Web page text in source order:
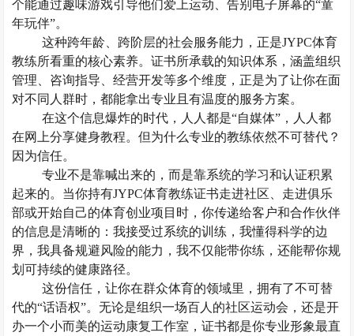
个能通过趣味游戏引导他们爱上运动、告别电子屏幕的“童
年玩伴”。
这种跨年龄、跨阶层的社会服务能力，正是JYPC体育
教练所看重的核心素养。证书所承载的知识体系，涵盖组织
管理、咨询指导、经营开发等多个维度，正是为了让你在面
对不同人群时，都能拿出专业且有温度的服务方案。
在这个信息爆炸的时代，人人都是“自媒体”，人人都
在网上分享健身教程。但为什么专业的教练依然不可替代？
因为信任。
专业不是靠喊出来的，而是靠系统的学习和认证积累
起来的。当你持有JYPC体育教练证书走进社区、走进俱乐
部或开始自己的体育创业项目时，你传递给客户和合作伙伴
的信息是清晰的：我接受过系统的训练，我懂得科学的边
界，我具备规避风险的能力，我不仅能带你练，还能帮你规
划可持续的健康路径。
这份信任，让你在群众体育的领域里，拥有了不可替
代的“话语权”。无论是组织一场百人的社区运动会，还是开
办一个小而美的运动康复工作室，证书都是你专业形象最直